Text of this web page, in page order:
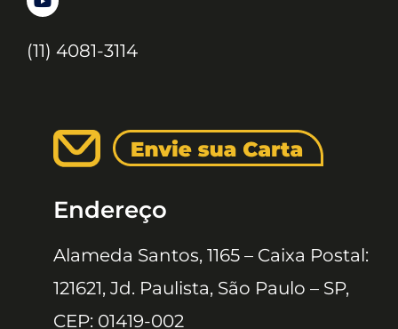
(11) 4081-3114
Endereço
Alameda Santos, 1165 – Caixa Postal:
121621, Jd. Paulista, São Paulo – SP,
CEP: 01419-002